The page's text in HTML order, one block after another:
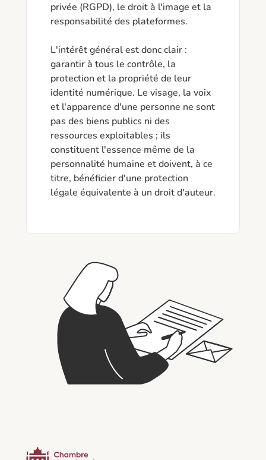
privée (RGPD), le droit à l'image et la
responsabilité des plateformes.
L'intérêt général est donc clair :
garantir à tous le contrôle, la
protection et la propriété de leur
identité numérique. Le visage, la voix
et l'apparence d'une personne ne sont
pas des biens publics ni des
ressources exploitables ; ils
constituent l'essence même de la
personnalité humaine et doivent, à ce
titre, bénéficier d'une protection
légale équivalente à un droit d'auteur.